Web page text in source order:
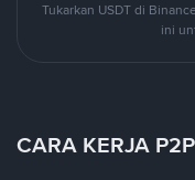
Tukarkan USDT di
ini
CARA KERJA P2P